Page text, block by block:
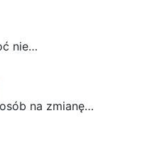
nie…
na zmianę…